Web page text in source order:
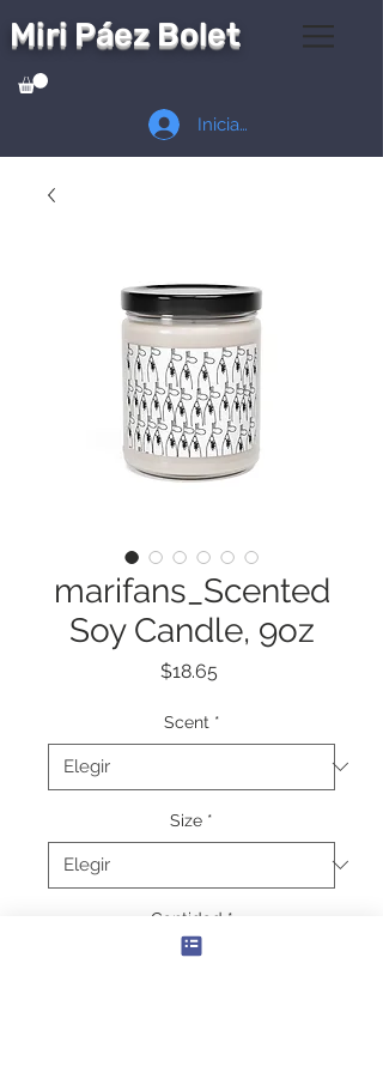
Miri Páez Bolet
Iniciar sesión
marifans_Scented
Soy Candle, 9oz
$18.65Precio
Scent *
Size *
Cantidad *